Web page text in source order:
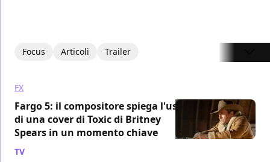
Focus Articoli Trailer
FX
Fargo 5: il compositore spiega l'uso
di una cover di Toxic di Britney
Spears in un momento chiave
TV